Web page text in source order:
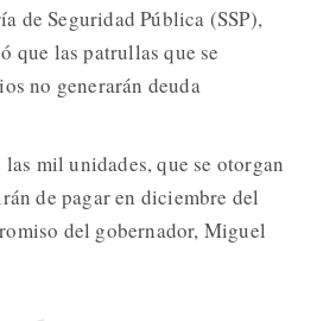
de Seguridad Pública (SSP),
que las patrullas que se
no generarán deuda
mil unidades, que se otorgan
de pagar en diciembre del
del gobernador, Miguel